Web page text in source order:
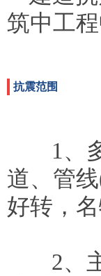
筑中工
抗震范围
1、
道、管
好转，
2、